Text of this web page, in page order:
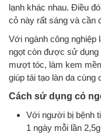
lạnh khác nhau. Điều
cỏ này rất sáng và cần
Với ngành công
ngọt còn được sử
mượt tóc, làm kem
giúp tái tạo làn da cùng
Cách sử dụng cỏ
Với người bị bệnh
1 ngày mỗi lần